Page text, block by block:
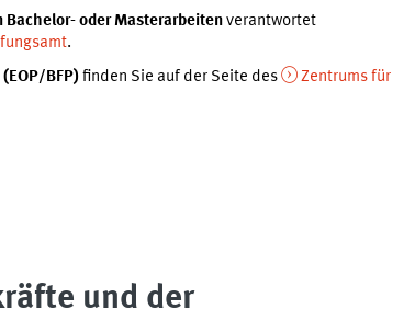
Bachelor- oder Masterarbeitenverantwortet
.
BFP)finden Sie auf der Seite des
Zentrums für
und der